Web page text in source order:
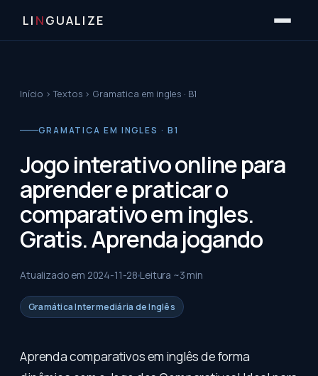
LI NGUALIZE
Início ›Textos › Gramatica em ingles · B1
GRAMATICA EM INGLES · B1
Jogo interativo online para
aprender e praticar o
comparativo em ingles.
Gratis. Aprenda jogando
Atualizado em 2024-11-28 Leitura ~3 min
Gramática Intermediária de Inglês
Aprenda comparativos em inglês de forma